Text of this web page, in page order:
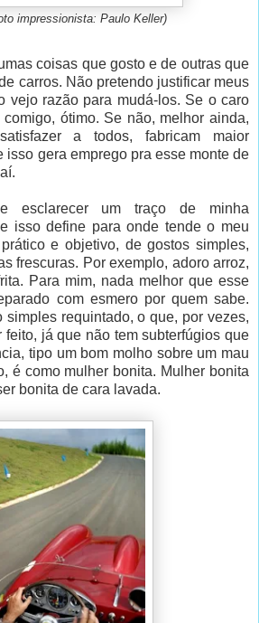
impressionista: Paulo Keller)
coisas que gosto e de outras que
carros. Não pretendo justificar meus
vejo razão para mudá-los. Se o caro
comigo, ótimo. Se não, melhor ainda,
a todos, fabricam maior
isso gera emprego pra esse monte de
esclarecer um traço de minha
isso define para onde tende o meu
e objetivo, de gostos simples,
frescuras. Por exemplo, adoro arroz,
Para mim, nada melhor que esse
com esmero por quem sabe.
simples requintado, o que, por vezes,
já que não tem subterfúgios que
tipo um bom molho sobre um mau
é como mulher bonita. Mulher bonita
bonita de cara lavada.